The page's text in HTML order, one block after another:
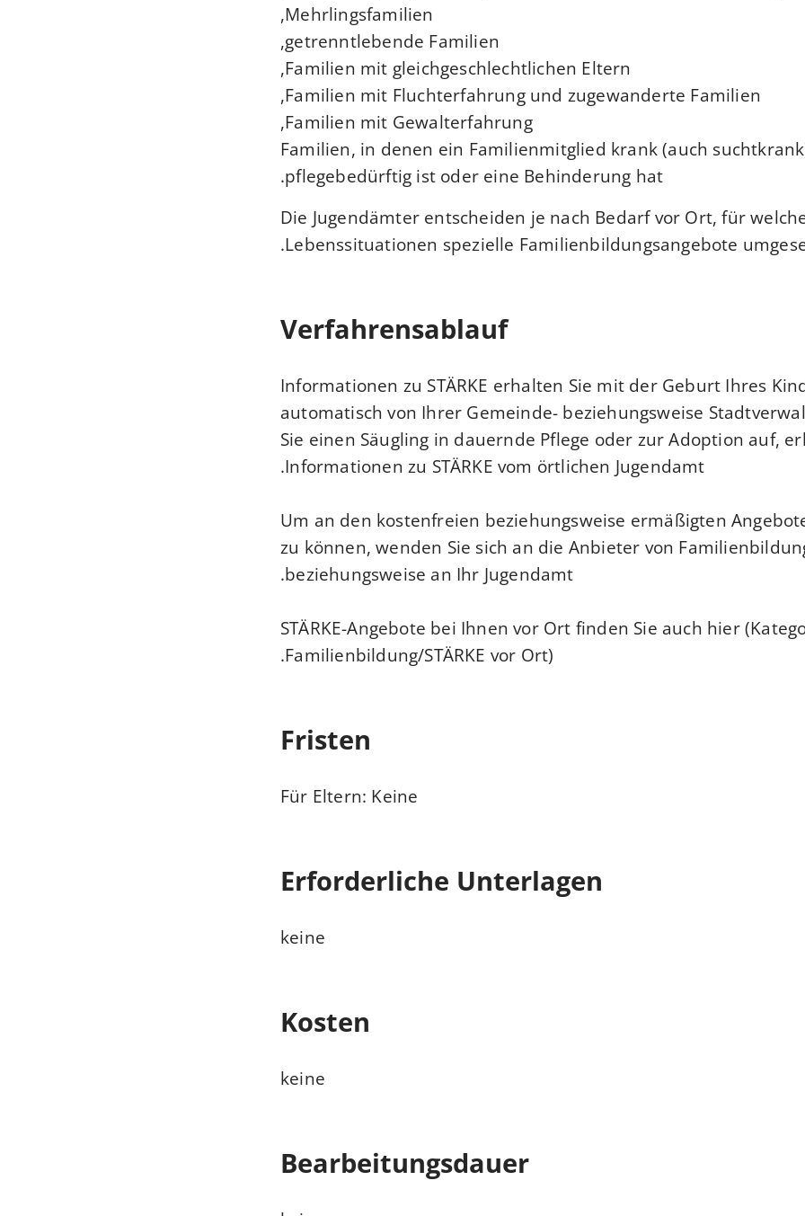
Mehrlingsfamilien,
getrenntlebende Familien,
Familien mit gleichgeschlechtlichen Eltern,
Familien mit Fluchterfahrung und zugewanderte Familien,
Familien mit Gewalterfahrung,
Familien, in denen ein Familienmitglied krank (auch
pflegebedürftig ist oder eine Behinderung hat.
Die Jugendämter entscheiden je nach Bedarf vor Ort, für
Lebenssituationen spezielle Familienbildungsangebote
Verfahrensablauf
Informationen zu STÄRKE erhalten Sie mit der Geburt Ihres
automatisch von Ihrer Gemeinde- beziehungsweise
Sie einen Säugling in dauernde Pflege oder zur Adoption auf,
Informationen zu STÄRKE vom örtlichen Jugendamt.
Um an den kostenfreien beziehungsweise ermäßigten
zu können, wenden Sie sich an die Anbieter von
beziehungsweise an Ihr Jugendamt.
STÄRKE-Angebote bei Ihnen vor Ort finden Sie auch hier
Familienbildung/STÄRKE vor Ort).
Fristen
Für Eltern: Keine
Erforderliche Unterlagen
keine
Kosten
keine
Bearbeitungsdauer